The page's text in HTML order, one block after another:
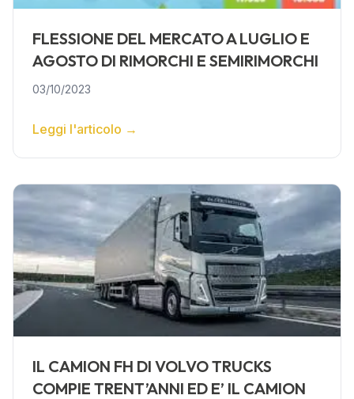
FLESSIONE DEL MERCATO A LUGLIO E
AGOSTO DI RIMORCHI E SEMIRIMORCHI
03/10/2023
Leggi l'articolo →
IL CAMION FH DI VOLVO TRUCKS
COMPIE TRENT’ANNI ED E’ IL CAMION